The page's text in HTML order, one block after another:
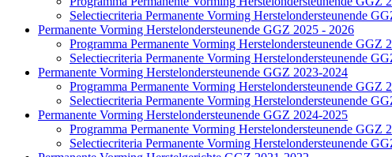
NavigationSelectiecriteria Permanente Vorming Herstelondersteunende
Permanente Vorming Herstelondersteunende GGZ 2025 - 2026
Programma Permanente Vorming Herstelondersteunende GGZ
Selectiecriteria Permanente Vorming Herstelondersteunende
Permanente Vorming Herstelondersteunende GGZ 2023-2024
Programma Permanente Vorming Herstelondersteunende GGZ
Selectiecriteria Permanente Vorming Herstelondersteunende
Permanente Vorming Herstelondersteunende GGZ 2024-2025
Programma Permanente Vorming Herstelondersteunende GGZ
Selectiecriteria Permanente Vorming Herstelondersteunende